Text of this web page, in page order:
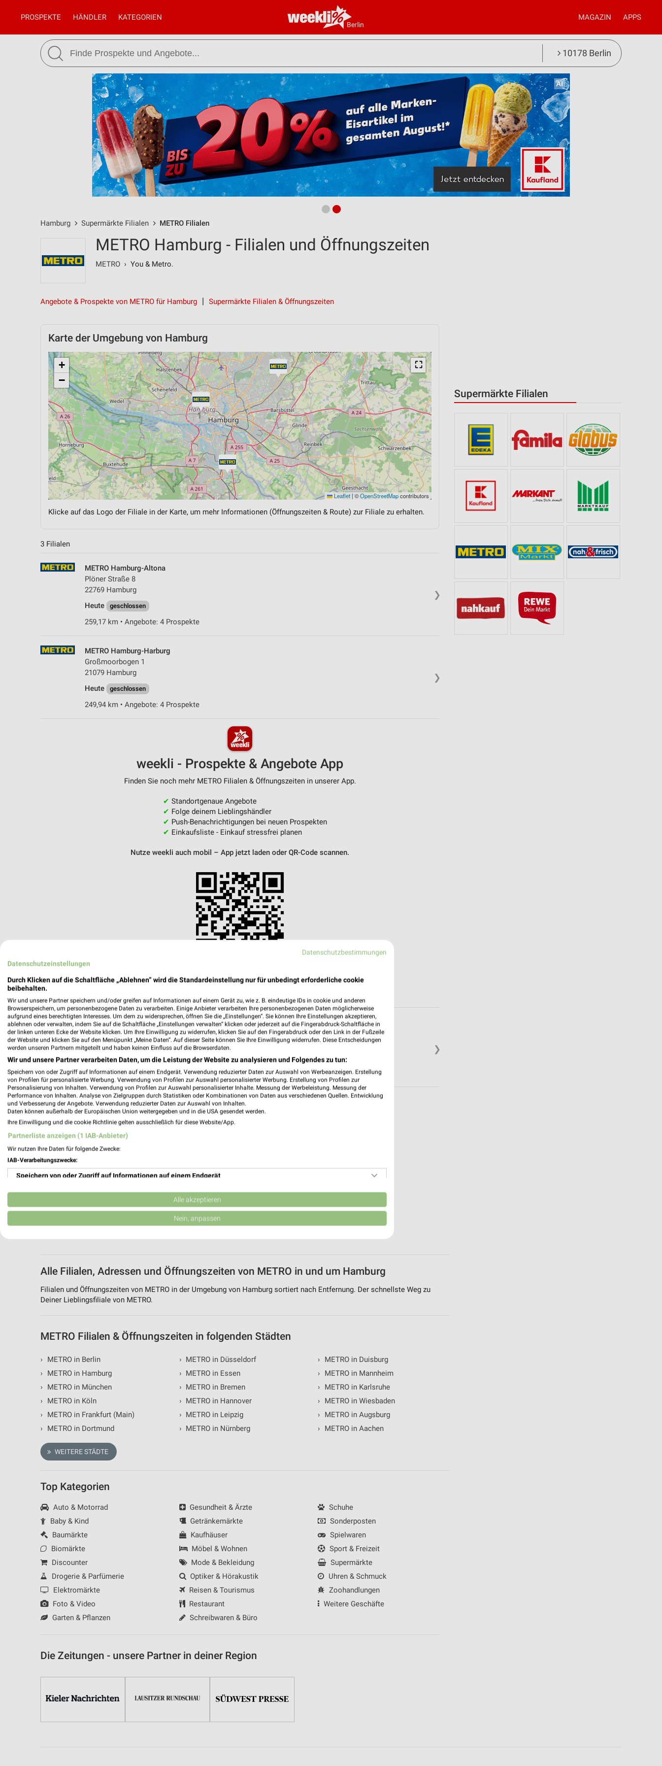
Berlin
PROSPEKTE HÄNDLER KATEGORIEN MAGAZIN APPS
10178 Berlin
Hamburg Supermärkte Filialen METRO Filialen
Supermärkte Filialen
METRO Hamburg - Filialen und Öffnungszeiten
METRO › You & Metro.
Angebote & Prospekte von METRO für Hamburg Supermärkte Filialen & Öffnungszeiten
Karte der Umgebung von Hamburg
⛶
+
−
Leaflet | ©OpenStreetMapcontributors
Klicke auf das Logo der Filiale in der Karte, um mehr Informationen (Öffnungszeiten & Route) zur Filiale zu erhalten.
3 Filialen
❯
METRO Hamburg-Altona
Plöner Straße 8
22769 Hamburg
Heute
geschlossen
259,17 km • Angebote: 4 Prospekte
❯
METRO Hamburg-Harburg
Großmoorbogen 1
21079 Hamburg
Heute
geschlossen
249,94 km • Angebote: 4 Prospekte
weekli - Prospekte & Angebote App
Finden Sie noch mehr METRO Filialen & Öffnungszeiten in unserer App.
✔ Standortgenaue Angebote
✔ Folge deinem Lieblingshändler
✔ Push-Benachrichtigungen bei neuen Prospekten
✔ Einkaufsliste - Einkauf stressfrei planen
Nutze weekli auch mobil – App jetzt laden oder QR-Code scannen.
❯
METRO Hamburg-Rahlstedt
Bargkoppelweg 50
22145 Hamburg
Heute geschlossen
249,16 km • Angebote: 4 Prospekte
Alle Filialen, Adressen und Öffnungszeiten von METRO in und um Hamburg
Filialen und Öffnungszeiten von METRO in der Umgebung von Hamburg sortiert nach Entfernung. Der schnellste Weg zu
Deiner Lieblingsfiliale von METRO.
METRO Filialen & Öffnungszeiten in folgenden Städten
›
METRO in Berlin
›
METRO in Hamburg
›
METRO in München
›
METRO in Köln
›
METRO in Frankfurt (Main)
›
METRO in Dortmund
› METRO in Düsseldorf
› METRO in Essen
› METRO in Bremen
› METRO in Hannover
› METRO in Leipzig
› METRO in Nürnberg
›
METRO in Duisburg
›
METRO in Mannheim
›
METRO in Karlsruhe
›
METRO in Wiesbaden
›
METRO in Augsburg
›
METRO in Aachen
WEITERE STÄDTE
Top Kategorien
Auto & Motorrad
Baby & Kind
Baumärkte
Biomärkte
Discounter
Drogerie & Parfümerie
Elektromärkte
Foto & Video
Garten & Pflanzen
Gesundheit & Ärzte
Getränkemärkte
Kaufhäuser
Möbel & Wohnen
Mode & Bekleidung
Optiker & Hörakustik
Reisen & Tourismus
Restaurant
Schreibwaren & Büro
Schuhe
Sonderposten
Spielwaren
Sport & Freizeit
Supermärkte
Uhren & Schmuck
Zoohandlungen
Weitere Geschäfte
Die Zeitungen - unsere Partner in deiner Region
Datenschutzbestimmungen
Datenschutzeinstellungen
Durch Klicken auf die Schaltfläche „Ablehnen“ wird die Standardeinstellung nur für unbedingt erforderliche cookie
beibehalten.
Wir und unsere Partner speichern und/oder greifen auf Informationen auf einem Gerät zu, wie z. B. eindeutige IDs in cookie und anderen
Browserspeichern, um personenbezogene Daten zu verarbeiten. Einige Anbieter verarbeiten Ihre personenbezogenen Daten möglicherweise
aufgrund eines berechtigten Interesses. Um dem zu widersprechen, öffnen Sie die „Einstellungen“. Sie können Ihre Einstellungen akzeptieren,
ablehnen oder verwalten, indem Sie auf die Schaltfläche „Einstellungen verwalten“ klicken oder jederzeit auf die Fingerabdruck-Schaltfläche in
der linken unteren Ecke der Website klicken. Um Ihre Einwilligung zu widerrufen, klicken Sie auf den Fingerabdruck oder den Link in der Fußzeile
der Website und klicken Sie auf den Menüpunkt „Meine Daten“. Auf dieser Seite können Sie Ihre Einwilligung widerrufen. Diese Entscheidungen
werden unseren Partnern mitgeteilt und haben keinen Einfluss auf die Browserdaten.
Wir und unsere Partner verarbeiten Daten, um die Leistung der Website zu analysieren und Folgendes zu tun:
Speichern von oder Zugriff auf Informationen auf einem Endgerät. Verwendung reduzierter Daten zur Auswahl von Werbeanzeigen. Erstellung
von Profilen für personalisierte Werbung. Verwendung von Profilen zur Auswahl personalisierter Werbung. Erstellung von Profilen zur
Personalisierung von Inhalten. Verwendung von Profilen zur Auswahl personalisierter Inhalte. Messung der Werbeleistung. Messung der
Performance von Inhalten. Analyse von Zielgruppen durch Statistiken oder Kombinationen von Daten aus verschiedenen Quellen. Entwicklung
und Verbesserung der Angebote. Verwendung reduzierter Daten zur Auswahl von Inhalten.
Daten können außerhalb der Europäischen Union weitergegeben und in die USA gesendet werden.
Ihre Einwilligung und die cookie Richtlinie gelten ausschließlich für diese Website/App.
Partnerliste anzeigen (1 IAB-Anbieter)
Wir nutzen Ihre Daten für folgende Zwecke:
IAB-Verarbeitungszwecke:
Speichern von oder Zugriff auf Informationen auf einem Endgerät
Verwendung reduzierter Daten zur Auswahl von Werbeanzeigen
Erstellung von Profilen für personalisierte Werbung
Verwendung von Profilen zur Auswahl personalisierter Inhalte
Messung der Werbeleistung
Analyse von Zielgruppen durch Statistiken oder Kombinationen von Daten aus verschiedenen
Verwendung reduzierter Daten zur Auswahl von Inhalten
IAB-Besonderheiten:
Verwendung genauer Standortdaten
Nicht-IAB-Verarbeitungszwecke:
Performance
Funktional
Werbung
Alle akzeptieren
Nein, anpassen